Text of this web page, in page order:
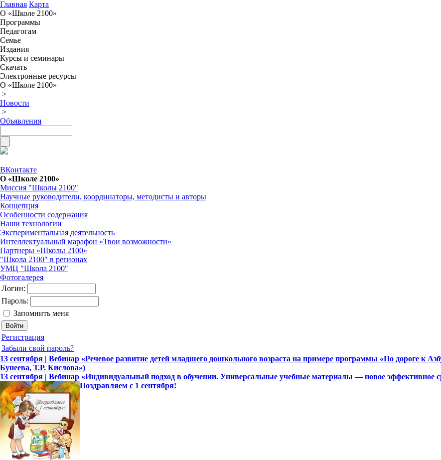
Главная Карта
О «Школе 2100»
Программы
Педагогам
Семье
Издания
Курсы и семинары
Скачать
Электронные ресурсы
О «Школе 2100»
>
Новости
>
Объявления
ВКонтакте
О «Школе 2100»
Миссия "Школы 2100"
Научные руководители, координаторы, методисты и авторы
Концепция
Особенности содержания
Наши технологии
Экспериментальная деятельность
Интеллектуальный марафон «Твои возможности»
Партнеры «Школы 2100»
"Школа 2100" в регионах
УМЦ "Школа 2100"
Фотогалерея
Логин:
Пароль:
Запомнить меня
Регистрация
Забыли свой пароль?
13 сентября | Вебинар «Речевое развитие детей младшего дошкольного возраста на примере программы «По дороге к
Бунеева, Т.Р. Кислова»)
13 сентября | Вебинар «Индивидуальный подход в обучении. Универсальные учебные материалы — новое эффективное
Поздравляем с 1 сентября!